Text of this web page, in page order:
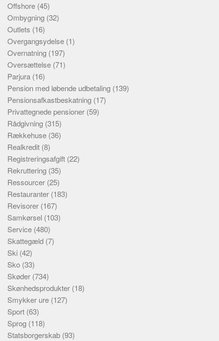
Offshore (45)
Ombygning (32)
Outlets (16)
Overgangsydelse (1)
Overnatning (197)
Oversættelse (71)
Parjura (16)
Pension med løbende udbetaling (139)
Pensionsafkastbeskatning (17)
Privattegnede pensioner (59)
Rådgivning (315)
Rækkehuse (36)
Realkredit (8)
Registreringsafgift (22)
Rekruttering (35)
Ressourcer (25)
Restauranter (183)
Revisorer (167)
Samkørsel (103)
Service (480)
Skattegæld (7)
Ski (42)
Sko (33)
Skøder (734)
Skønhedsprodukter (18)
Smykker ure (127)
Sport (63)
Sprog (118)
Statsborgerskab (93)